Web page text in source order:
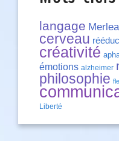
langage
cerveau
créativité
émotions alzheimer
philosophie
Liberté